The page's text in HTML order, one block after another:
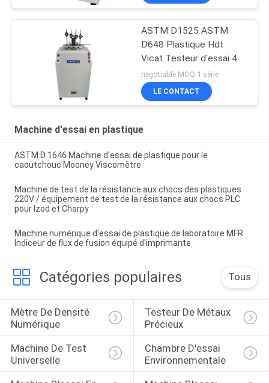
ASTM D1525 ASTM
D648 Plastique Hdt
Vicat Testeur d'essai 4
échantillons racks
Machine d'essai
plastique
negotiable MOQ:1 série
LE CONTACT
Machine d'essai en plastique
ASTM D 1646 Machine d'essai de plastique pour le
caoutchouc Mooney Viscomètre
Machine de test de la résistance aux chocs des plastiques
220V / équipement de test de la résistance aux chocs PLC
pour Izod et Charpy
Machine numérique d'essai de plastique de laboratoire MFR
Indiceur de flux de fusion équipé d'imprimante
Catégories populaires Tous
Mètre De Densité
Numérique
Testeur De Métaux
Précieux
Machine De Test
Universelle
Chambre D'essai
Environnementale